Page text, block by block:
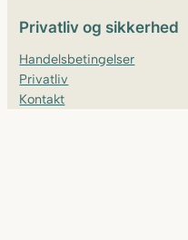
Privatliv og sikkerhed
Handelsbetingelser
Privatliv
Kontakt